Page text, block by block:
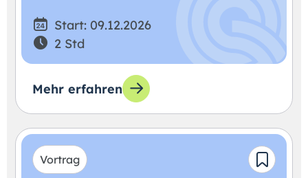
Start: 09.12.2026
2 Std
Mehr erfahren
Vortrag